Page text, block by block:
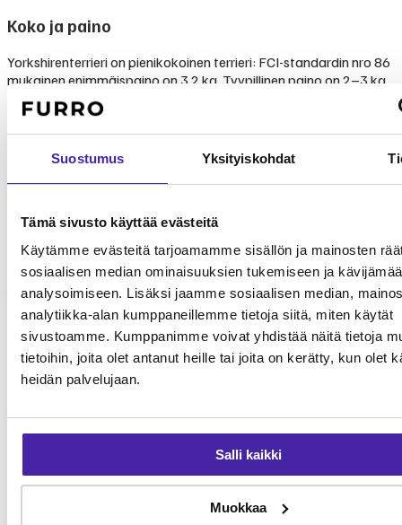
Suostumus Yksityiskohdat
Tämä sivusto käyttää evästeitä
Käytämme evästeitä tarjoamamme sisällön ja mainosten
sosiaalisen median ominaisuuksien tukemiseen ja
analysoimiseen. Lisäksi jaamme sosiaalisen median,
analytiikka-alan kumppaneillemme tietoja siitä, miten käytät
sivustoamme. Kumppanimme voivat yhdistää näitä tietoja
tietoihin, joita olet antanut heille tai joita on kerätty, kun olet
heidän palvelujaan.
Salli kaikki
Muokkaa
Koko ja paino
Yorkshirenterrieri on pienikokoinen terrieri: FCI-standardin nro 86
mukainen enimmäispaino on 3,2 kg. Tyypillinen paino on 2–3 kg
ja säkäkorkeus 18–23 cm. Rotu on tiivis ja tasapainoinen, ja sen
pitkä, silkkinen turkki on rodun tunnusmerkki.
Yleisimmät sairaudet ja terveysriskit
Yorkshirenterrieri on pitkäikäinen rotu, jonka terveyden
tärkeimmät huolenaiheet ovat hampaisto-ongelmat,
patellaluksaatio ja trakean kollapsi. Säännöllinen hammashuolto
ja painonhallinta ovat avainasemassa ennaltaehkäisyssä.
Tyypilliset
hoitokulut
Vakavuus
Hampaisto-ongelmat
ja parodontiitti
Hyvin yleinen 500 - 1 200 € Keskitaso
€
Trakean kollapsi
Kohtalainen 500 - 2 000 € Korkea
(kuivasilmäisyys, kaihi)
Harvinainen
€